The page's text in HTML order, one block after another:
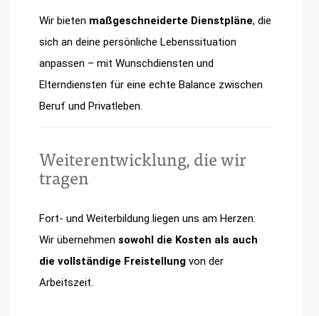
Wir bieten maßgeschneiderte Dienstpläne, die
sich an deine persönliche Lebenssituation
anpassen – mit Wunschdiensten und
Elterndiensten für eine echte Balance zwischen
Beruf und Privatleben.
Weiterentwicklung, die wir
tragen
Fort- und Weiterbildung liegen uns am Herzen:
Wir übernehmen sowohl die Kosten als auch
die vollständige Freistellung von der
Arbeitszeit.